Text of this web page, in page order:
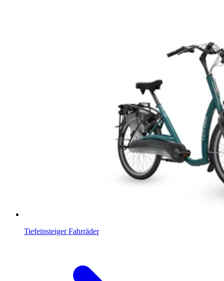
Tiefeinsteiger Fahrräder